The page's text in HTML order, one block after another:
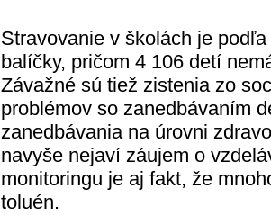
Stravovanie v školách je
balíčky, pričom 4 106 detí
Závažné sú tiež zistenia zo
problémov so zanedbávaním
zanedbávania na úrovni
navyše nejaví záujem o
monitoringu je aj fakt, že
toluén.